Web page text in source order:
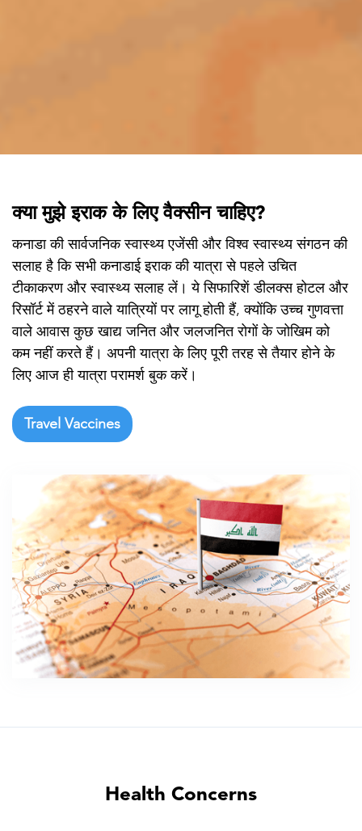
क्या मुझे इराक के लिए वैक्सीन चाहिए?
कनाडा की सार्वजनिक स्वास्थ्य एजेंसी और विश्व स्वास्थ्य संगठन की
सलाह है कि सभी कनाडाई इराक की यात्रा से पहले उचित
टीकाकरण और स्वास्थ्य सलाह लें। ये सिफारिशें डीलक्स होटल और
रिसॉर्ट में ठहरने वाले यात्रियों पर लागू होती हैं, क्योंकि उच्च गुणवत्ता
वाले आवास कुछ खाद्य जनित और जलजनित रोगों के जोखिम को
कम नहीं करते हैं। अपनी यात्रा के लिए पूरी तरह से तैयार होने के
लिए आज ही यात्रा परामर्श बुक करें।
Travel Vaccines
Health Concerns